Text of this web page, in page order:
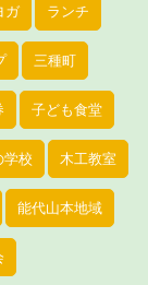
ガ ランチ
三種町
子ども食堂
学校 木工教室
能代山本地域